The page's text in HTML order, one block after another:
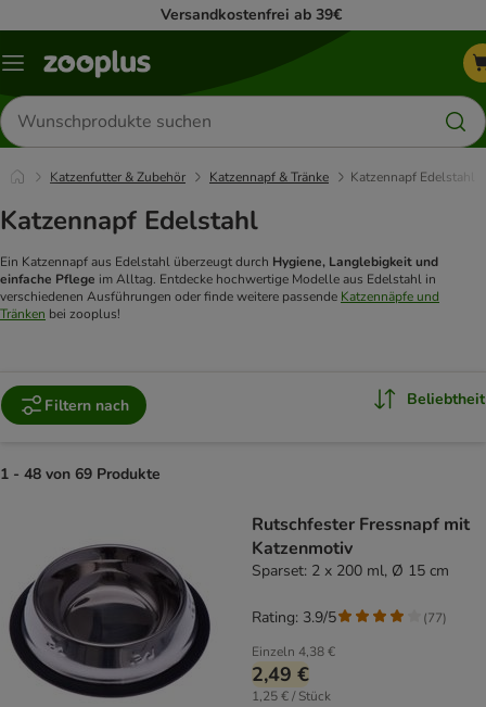
Versandkostenfrei ab 39€
Menü
Produkte
suchen
Katzenfutter & Zubehör Katzennapf & Tränke Katzennapf Edelstahl
Katzennapf Edelstahl
Ein Katzennapf aus Edelstahl überzeugt durch Hygiene, Langlebigkeit und
einfache Pflege im Alltag. Entdecke hochwertige Modelle aus Edelstahl in
verschiedenen Ausführungen oder finde weitere passende Katzennäpfe und
Tränken bei zooplus!
Filtern nach Beliebtheit
1 - 48 von 69 Produkte
Rutschfester Fressnapf mit
Katzenmotiv
Sparset: 2 x 200 ml, Ø 15 cm
Einzeln 4,38 €
2,49 €
1,25 € / Stück
Rating: 3.9/5 (77)